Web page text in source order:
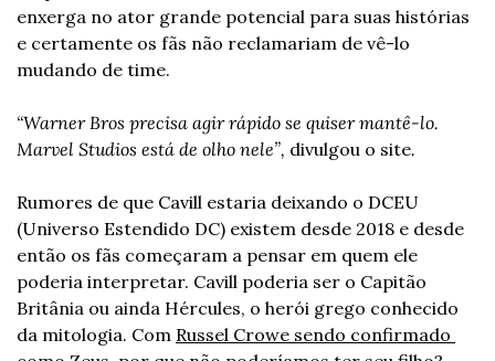
enxerga no ator grande potencial para suas histórias
e certamente os fãs não reclamariam de vê-lo
mudando de time.
“Warner Bros precisa agir rápido se quiser mantê-lo.
Marvel Studios está de olho nele”, divulgou o site.
Rumores de que Cavill estaria deixando o DCEU
(Universo Estendido DC) existem desde 2018 e desde
então os fãs começaram a pensar em quem ele
poderia interpretar. Cavill poderia ser o Capitão
Britânia ou ainda Hércules, o herói grego conhecido
da mitologia. Com Russel Crowe sendo confirmado